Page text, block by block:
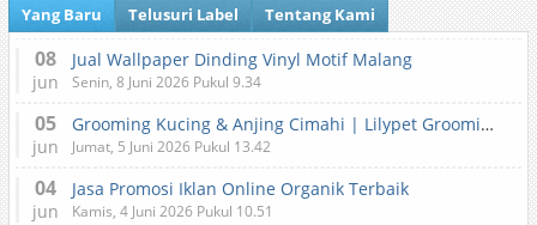
Yang Baru Telusuri Label Tentang Kami
08
jun
Jual Wallpaper Dinding Vinyl Motif Malang
Senin, 8 Juni 2026 Pukul 9.34
05
jun
Grooming Kucing & Anjing Cimahi | Lilypet Grooming & Pet Hotel
Jumat, 5 Juni 2026 Pukul 13.42
04
jun
Jasa Promosi Iklan Online Organik Terbaik
Kamis, 4 Juni 2026 Pukul 10.51